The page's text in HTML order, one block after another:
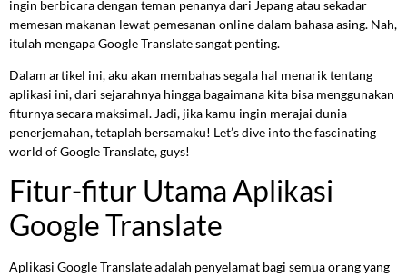
ingin berbicara dengan teman penanya dari Jepang atau sekadar
memesan makanan lewat pemesanan online dalam bahasa asing. Nah,
itulah mengapa Google Translate sangat penting.
Dalam artikel ini, aku akan membahas segala hal menarik tentang
aplikasi ini, dari sejarahnya hingga bagaimana kita bisa menggunakan
fiturnya secara maksimal. Jadi, jika kamu ingin merajai dunia
penerjemahan, tetaplah bersamaku! Let’s dive into the fascinating
world of Google Translate, guys!
Fitur-fitur Utama Aplikasi
Google Translate
Aplikasi Google Translate adalah penyelamat bagi semua orang yang